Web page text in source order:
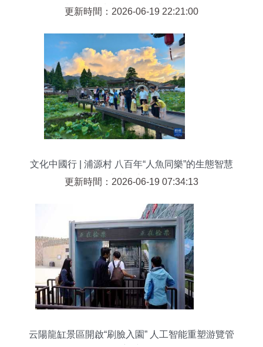
勝區打造城鄉融合發展先行區紀實
更新時間：2026-06-19 22:21:00
文化中國行 | 浦源村 八百年“人魚同樂”的生態智慧
與文旅新篇
更新時間：2026-06-19 07:34:13
云陽龍缸景區開啟“刷臉入園” 人工智能重塑游覽管